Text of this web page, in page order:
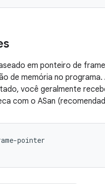
em ponteiro de
de memória no
você geralmente
com o ASan
pointer